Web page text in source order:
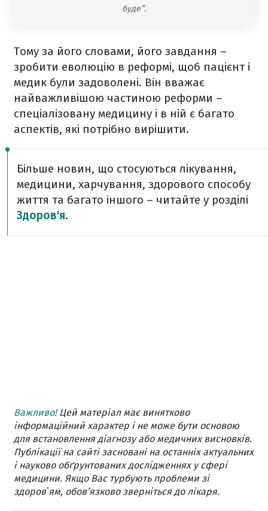
буде”.
Тому за його словами, його завдання –
зробити еволюцію в реформі, щоб пацієнт і
медик були задоволені. Він вважає
найважливішою частиною реформи –
спеціалізовану медицину і в ній є багато
аспектів, які потрібно вирішити.
Більше новин, що стосуються лікування,
медицини, харчування, здорового способу
життя та багато іншого – читайте у розділі
Здоров'я.
Важливо!Цей матеріал має винятково
інформаційний характер і не може бути основою
для встановлення діагнозу або медичних висновків.
Публікації на сайті засновані на останніх актуальних
і науково обґрунтованих дослідженнях у сфері
медицини. Якщо Вас турбують проблеми зі
здоровʼям, обов’язково зверніться до лікаря.